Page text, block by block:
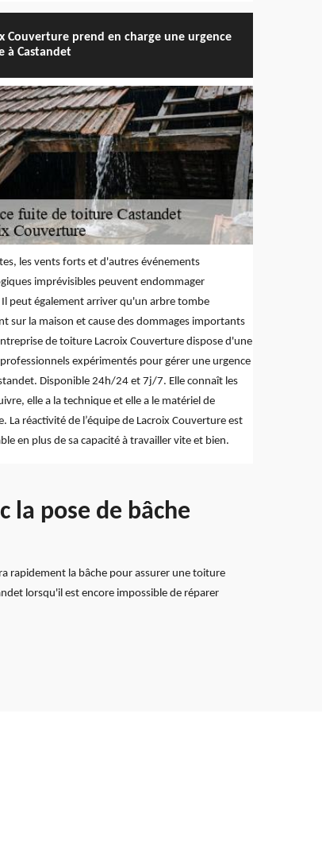
Couverture prend en charge une urgence
à Castandet
les vents forts et d'autres événements
imprévisibles peuvent endommager
Il peut également arriver qu'un arbre tombe
sur la maison et cause des dommages importants
de toiture Lacroix Couverture dispose d'une
expérimentés pour gérer une urgence
Disponible 24h/24 et 7j/7. Elle connaît les
elle a la technique et elle a le matériel de
La réactivité de l’équipe de Lacroix Couverture est
en plus de sa capacité à travailler vite et bien.
la pose de bâche
rapidement la bâche pour assurer une toiture
lorsqu'il est encore impossible de réparer